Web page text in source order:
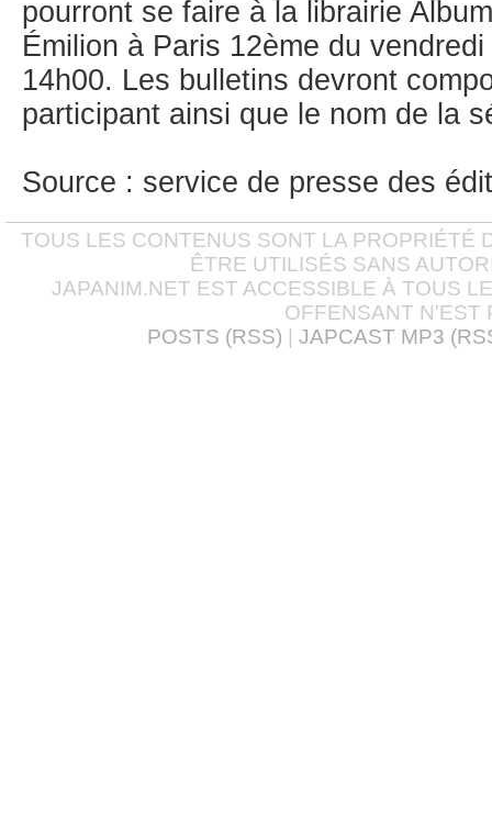
pourront se faire à la librairie
Émilion à Paris 12ème du
14h00. Les bulletins devront
participant ainsi que le nom de la
Source : service de presse des
TOUS LES CONTENUS SONT LA PROPRIÉTÉ
ÊTRE UTILISÉS SANS
JAPANIM.NET EST ACCESSIBLE À TOUS
OFFENSANT N'EST
POSTS (RSS)
JAPCAST MP3